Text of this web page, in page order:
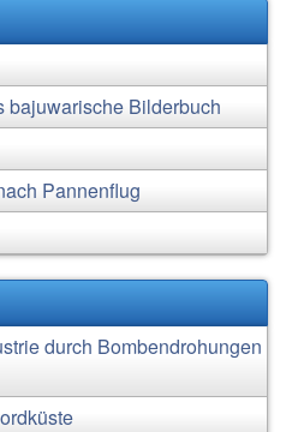
bajuwarische Bilderbuch
Pannenflug
durch Bombendrohungen